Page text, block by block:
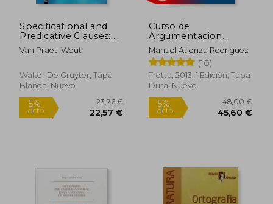
5% 90,23 €
Specificational and
Predicative Clauses: A
Functional-Cognitive
Account (en Inglés)
Van Praet, Wout
Walter De Gruyter, Tapa
Blanda, Nuevo
Curso de
Argumentacion
Juridica
Manuel Atienza Rodríguez
(10)
Trotta, 2013, 1 Edición, Tapa
Dura, Nuevo
Rápido